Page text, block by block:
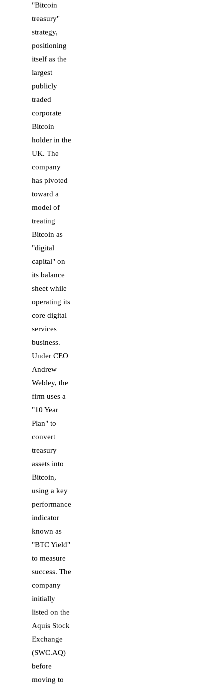
"Bitcoin
treasury"
strategy,
positioning
itself as the
largest
publicly
traded
corporate
Bitcoin
holder in the
UK. The
company
has pivoted
toward a
model of
treating
Bitcoin as
"digital
capital" on
its balance
sheet while
operating its
core digital
services
business.
Under CEO
Andrew
Webley, the
firm uses a
"10 Year
Plan" to
convert
treasury
assets into
Bitcoin,
using a key
performance
indicator
known as
"BTC Yield"
to measure
success. The
company
initially
listed on the
Aquis Stock
Exchange
(SWC.AQ)
before
moving to